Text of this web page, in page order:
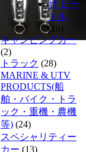
ザ ビー
トル
(10)
キャンピングカー
(2)
トラック (28)
MARINE & UTV
PRODUCTS(船
舶・バイク・トラ
ック・重機・農機
等) (24)
スペシャリティー
カー (13)